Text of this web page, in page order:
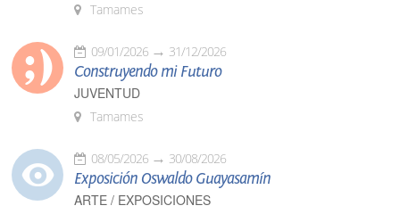
Tamames
09/01/2026 31/12/2026
Construyendo mi Futuro
JUVENTUD
Tamames
08/05/2026 30/08/2026
Exposición Oswaldo Guayasamín
ARTE / EXPOSICIONES